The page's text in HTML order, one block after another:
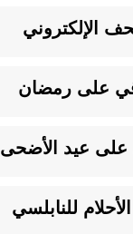
الإلكتروني
على رمضان
على عيد الأضحى
للنابلسي